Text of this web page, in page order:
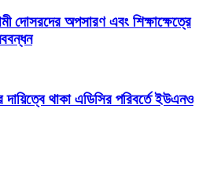
দোসরদের অপসারণ এবং শিক্ষাক্ষেত্রে
দায়িত্বে থাকা এডিসির পরিবর্তে ইউএনও